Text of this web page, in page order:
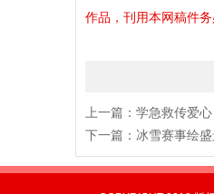
作品，刊用本网稿件
上一篇： 学急救传爱
下一篇： 冰雪赛事绘